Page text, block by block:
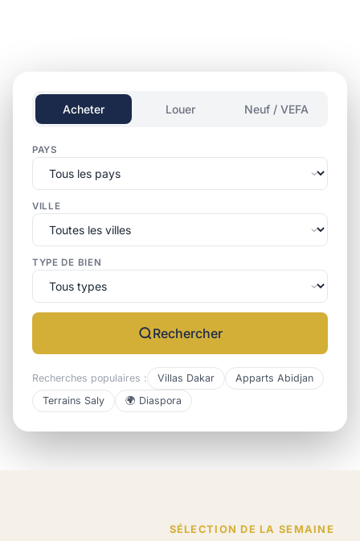
Acheter Louer Neuf / VEFA
PAYS
VILLE
TYPE DE BIEN
Rechercher
Recherches populaires : Villas Dakar
Apparts Abidjan
Terrains Saly
🌍 Diaspora
SÉLECTION DE LA SEMAINE